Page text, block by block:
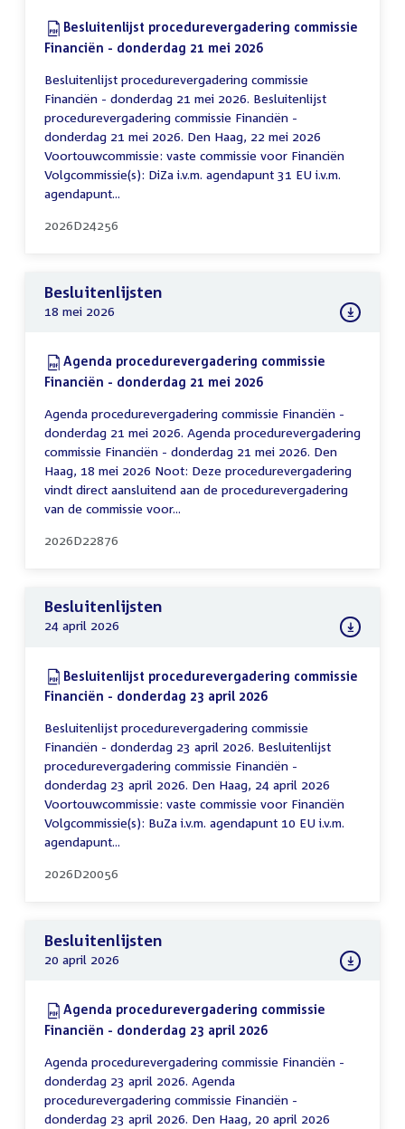
Download:
Besluitenlijst procedurevergadering commissie
Financiën - donderdag 21 mei 2026
Besluitenlijst procedurevergadering commissie
Financiën - donderdag 21 mei 2026. Besluitenlijst
procedurevergadering commissie Financiën -
donderdag 21 mei 2026. Den Haag, 22 mei 2026
Voortouwcommissie: vaste commissie voor Financiën
Volgcommissie(s): DiZa i.v.m. agendapunt 31 EU i.v.m.
agendapunt...
2026D24256
Besluitenlijsten
18 mei 2026
Download:
Agenda procedurevergadering commissie
Financiën - donderdag 21 mei 2026
Agenda procedurevergadering commissie Financiën -
donderdag 21 mei 2026. Agenda procedurevergadering
commissie Financiën - donderdag 21 mei 2026. Den
Haag, 18 mei 2026 Noot: Deze procedurevergadering
vindt direct aansluitend aan de procedurevergadering
van de commissie voor...
2026D22876
Besluitenlijsten
24 april 2026
Download:
Besluitenlijst procedurevergadering commissie
Financiën - donderdag 23 april 2026
Besluitenlijst procedurevergadering commissie
Financiën - donderdag 23 april 2026. Besluitenlijst
procedurevergadering commissie Financiën -
donderdag 23 april 2026. Den Haag, 24 april 2026
Voortouwcommissie: vaste commissie voor Financiën
Volgcommissie(s): BuZa i.v.m. agendapunt 10 EU i.v.m.
agendapunt...
2026D20056
Besluitenlijsten
20 april 2026
Download:
Agenda procedurevergadering commissie
Financiën - donderdag 23 april 2026
Agenda procedurevergadering commissie Financiën -
donderdag 23 april 2026. Agenda
procedurevergadering commissie Financiën -
donderdag 23 april 2026. Den Haag, 20 april 2026